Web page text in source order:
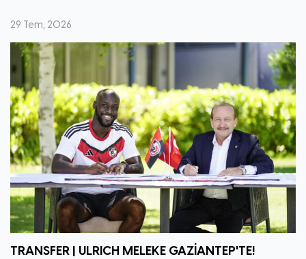
29 Tem, 2026
TRANSFER | ULRICH MELEKE GAZİANTEP'TE!